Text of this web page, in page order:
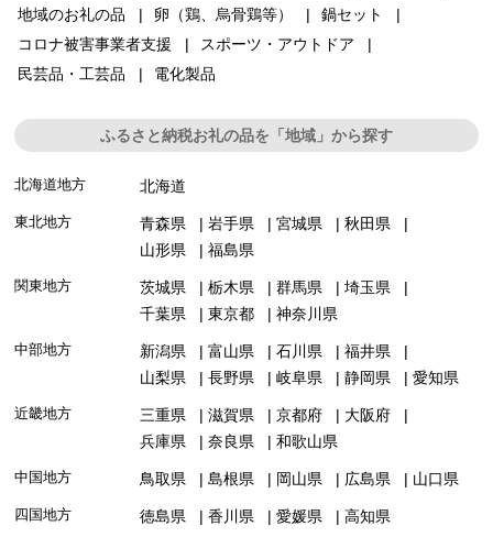
地域のお礼の品
卵（鶏、烏骨鶏等）
鍋セット
コロナ被害事業者支援
スポーツ・アウトドア
民芸品・工芸品
電化製品
ふるさと納税お礼の品を「地域」から探す
北海道地方 北海道
東北地方 青森県 岩手県 宮城県
秋田県
山形県
福島県
関東地方 茨城県 栃木県 群馬県
埼玉県
千葉県
東京都 神奈川県
中部地方 新潟県 富山県 石川県
福井県
山梨県
長野県 岐阜県 静岡県 愛知県
近畿地方 三重県 滋賀県 京都府
大阪府
兵庫県
奈良県 和歌山県
中国地方 鳥取県 島根県 岡山県 広島県 山口県
四国地方 徳島県 香川県 愛媛県 高知県